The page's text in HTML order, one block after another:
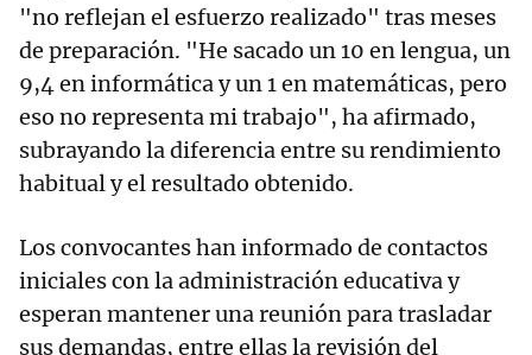
"no reflejan el esfuerzo realizado" tras meses
de preparación. "He sacado un 10 en lengua, un
9,4 en informática y un 1 en matemáticas, pero
eso no representa mi trabajo", ha afirmado,
subrayando la diferencia entre su rendimiento
habitual y el resultado obtenido.
Los convocantes han informado de contactos
iniciales con la administración educativa y
esperan mantener una reunión para trasladar
sus demandas, entre ellas la revisión del